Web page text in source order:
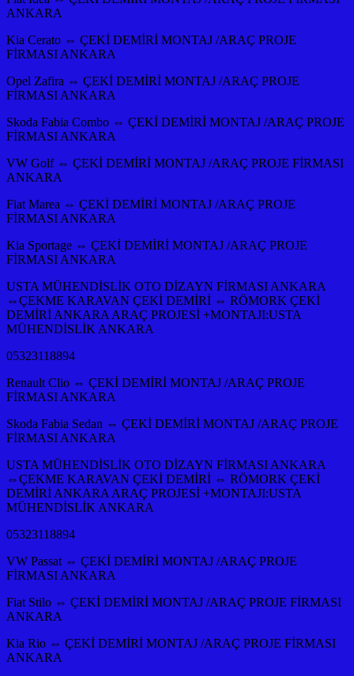
ANKARA
Kia Cerato ⇔ ÇEKİ DEMİRİ MONTAJ /ARAÇ PROJE
FİRMASI ANKARA
Opel Zafira ⇔ ÇEKİ DEMİRİ MONTAJ /ARAÇ PROJE
FİRMASI ANKARA
Skoda Fabia Combo ⇔ ÇEKİ DEMİRİ MONTAJ /ARAÇ PROJE
FİRMASI ANKARA
VW Golf ⇔ ÇEKİ DEMİRİ MONTAJ /ARAÇ PROJE FİRMASI
ANKARA
Fiat Marea ⇔ ÇEKİ DEMİRİ MONTAJ /ARAÇ PROJE
FİRMASI ANKARA
Kia Sportage ⇔ ÇEKİ DEMİRİ MONTAJ /ARAÇ PROJE
FİRMASI ANKARA
USTA MÜHENDİSLİK OTO DİZAYN FİRMASI ANKARA
⇔ÇEKME KARAVAN ÇEKİ DEMİRİ ⇔ RÖMORK ÇEKİ
DEMİRİ ANKARA ARAÇ PROJESİ +MONTAJI:USTA
MÜHENDİSLİK ANKARA
05323118894
Renault Clio ⇔ ÇEKİ DEMİRİ MONTAJ /ARAÇ PROJE
FİRMASI ANKARA
Skoda Fabia Sedan ⇔ ÇEKİ DEMİRİ MONTAJ /ARAÇ PROJE
FİRMASI ANKARA
USTA MÜHENDİSLİK OTO DİZAYN FİRMASI ANKARA
⇔ÇEKME KARAVAN ÇEKİ DEMİRİ ⇔ RÖMORK ÇEKİ
DEMİRİ ANKARA ARAÇ PROJESİ +MONTAJI:USTA
MÜHENDİSLİK ANKARA
05323118894
VW Passat ⇔ ÇEKİ DEMİRİ MONTAJ /ARAÇ PROJE
FİRMASI ANKARA
Fiat Stilo ⇔ ÇEKİ DEMİRİ MONTAJ /ARAÇ PROJE FİRMASI
ANKARA
Kia Rio ⇔ ÇEKİ DEMİRİ MONTAJ /ARAÇ PROJE FİRMASI
ANKARA